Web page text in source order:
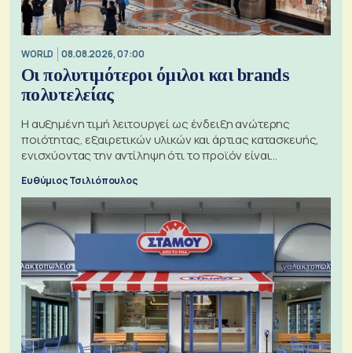
WORLD 08.08.2026, 07:00
Οι πολυτιμότεροι όμιλοι και brands
πολυτελείας
Η αυξημένη τιμή λειτουργεί ως ένδειξη ανώτερης
ποιότητας, εξαιρετικών υλικών και άρτιας κατασκευής,
ενισχύοντας την αντίληψη ότι το προϊόν είναι
Ευθύμιος Τσιλιόπουλος